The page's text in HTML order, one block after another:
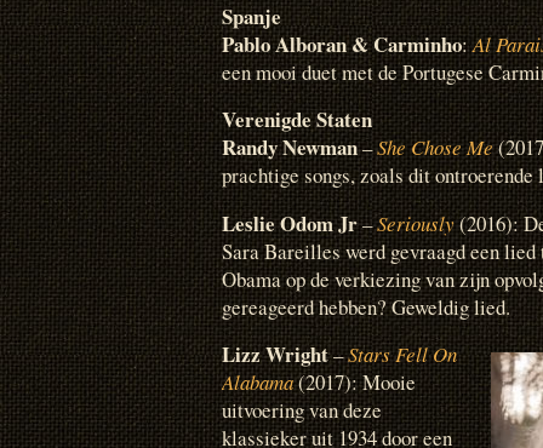
Spanje
Pablo Alboran & Carminho:Al
een mooi duet met de Portugese
Verenigde Staten
Randy Newman–She Chose Me
prachtige songs, zoals dit
Leslie Odom Jr–Seriously(2016):
Sara Bareilles werd gevraagd een
Obama op de verkiezing van zijn
gereageerd hebben? Geweldig lied.
Lizz Wright–Stars Fell On
Alabama(2017): Mooie
uitvoering van deze
klassieker uit 1934 door een